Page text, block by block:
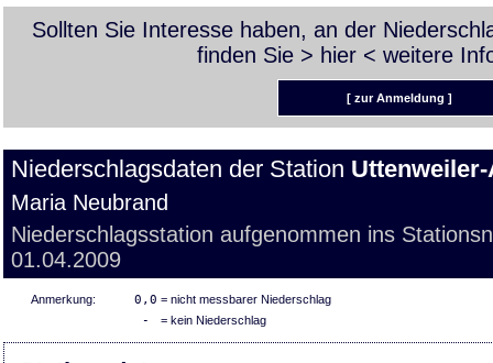
Sollten Sie Interesse haben, an der
finden Sie > hier < weitere
[ zur Anmeldung ]
Niederschlagsdaten der Station
Maria Neubrand
Niederschlagsstation aufgenommen ins
01.04.2009
Anmerkung: 0,0 = nicht messbarer Niederschlag
- = kein Niederschlag